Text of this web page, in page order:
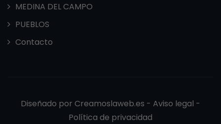
MEDINA DEL CAMPO
PUEBLOS
Contacto
Diseñado por Creamoslaweb.es - Aviso legal -
Política de privacidad